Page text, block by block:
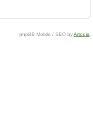
phpBB Mobile / SEO byArtodia